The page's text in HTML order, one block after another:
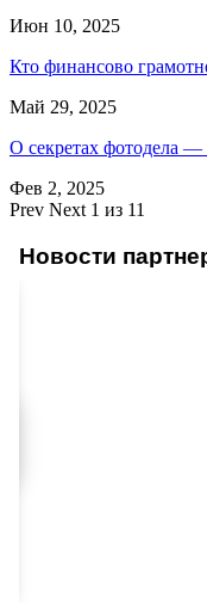
Июн 10, 2025
Кто финансово
Май 29, 2025
О секретах фотодела —
Фев 2, 2025
Prev Next 1 из 11
Новости